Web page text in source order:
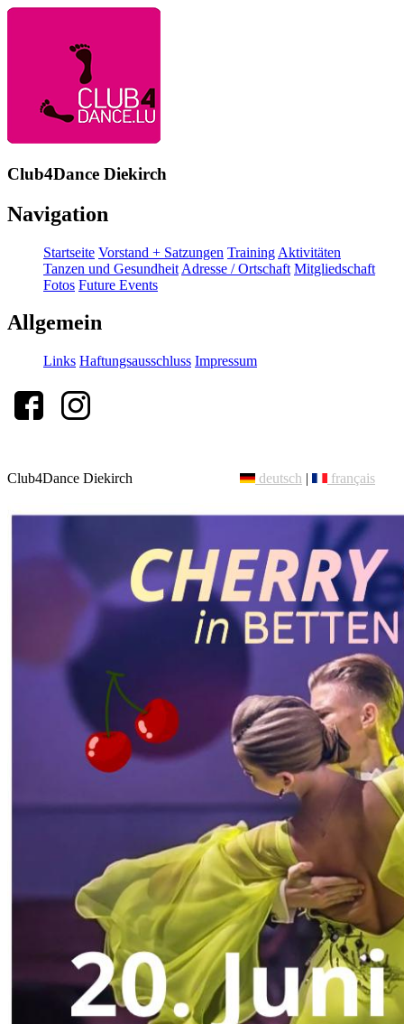
Club4Dance Diekirch
Navigation
Startseite Vorstand + Satzungen Training Aktivitäten
Tanzen und Gesundheit Adresse / Ortschaft Mitgliedschaft
Fotos Future Events
Allgemein
Links Haftungsausschluss Impressum
Club4Dance Diekirch deutsch | français